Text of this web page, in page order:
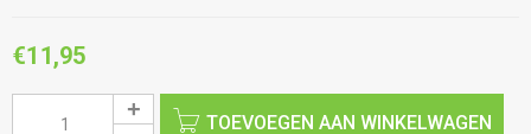
€11,95
TOEVOEGEN AAN WINKELWAGEN